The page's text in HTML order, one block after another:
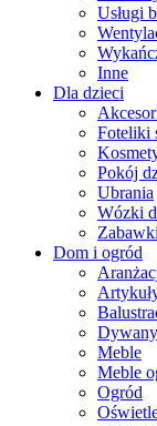
Usługi
Inne
Dla dzieci
Foteliki
Pokój
Ubrania
Wózki
Zabawki
Dom i ogród
Meble
Meble
Ogród